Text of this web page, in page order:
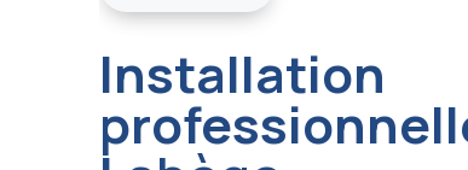
Installation